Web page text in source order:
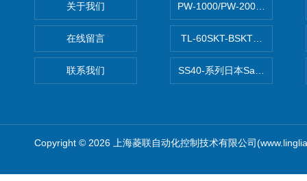
关于我们
在线留言
联系我们
PW-1000/PW-
TL-60SKT-BSKTC张力控制器
SS40-系列日本Sawamura泽
Copyright © 2026 上海菱联自动化控制技术有限公司